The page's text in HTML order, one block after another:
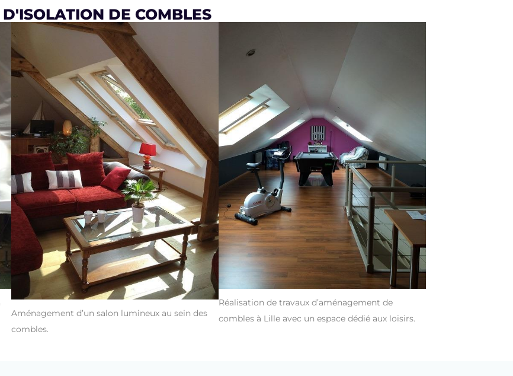
DE COMBLES
Aménagement d’un salon lumineux au sein des
combles.
Réalisation de travaux d’aménagement de
combles à Lille avec un espace dédié aux loisirs.